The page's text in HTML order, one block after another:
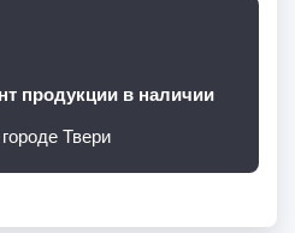
продукции в наличии
Твери